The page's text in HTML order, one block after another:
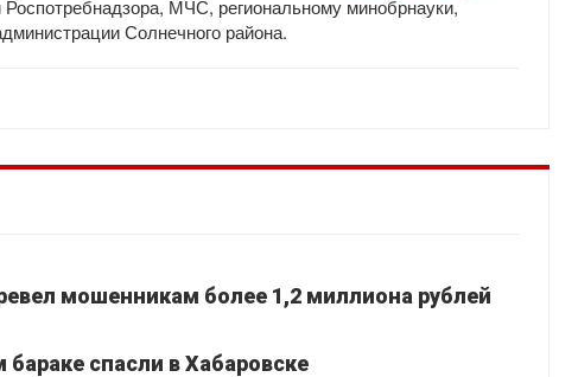
МЧС, региональному минобрнауки,
Солнечного района.
мошенникам более 1,2 миллиона рублей
спасли в Хабаровске